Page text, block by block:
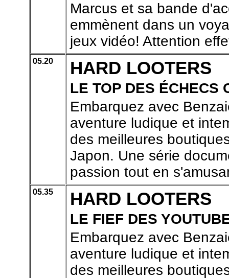
Marcus et sa bande
emmènent dans un
jeux vidéo! Attention
05.20 HARD LOOTERS
LE TOP DES ÉCHECS
Embarquez avec
aventure ludique et
des meilleures
Japon. Une série
passion tout en
05.35 HARD LOOTERS
LE FIEF DES
Embarquez avec
aventure ludique et
des meilleures